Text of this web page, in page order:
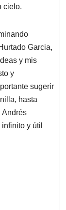
cielo.
Garcia,
y mis
y
sugerir
hasta
Andrés
y útil